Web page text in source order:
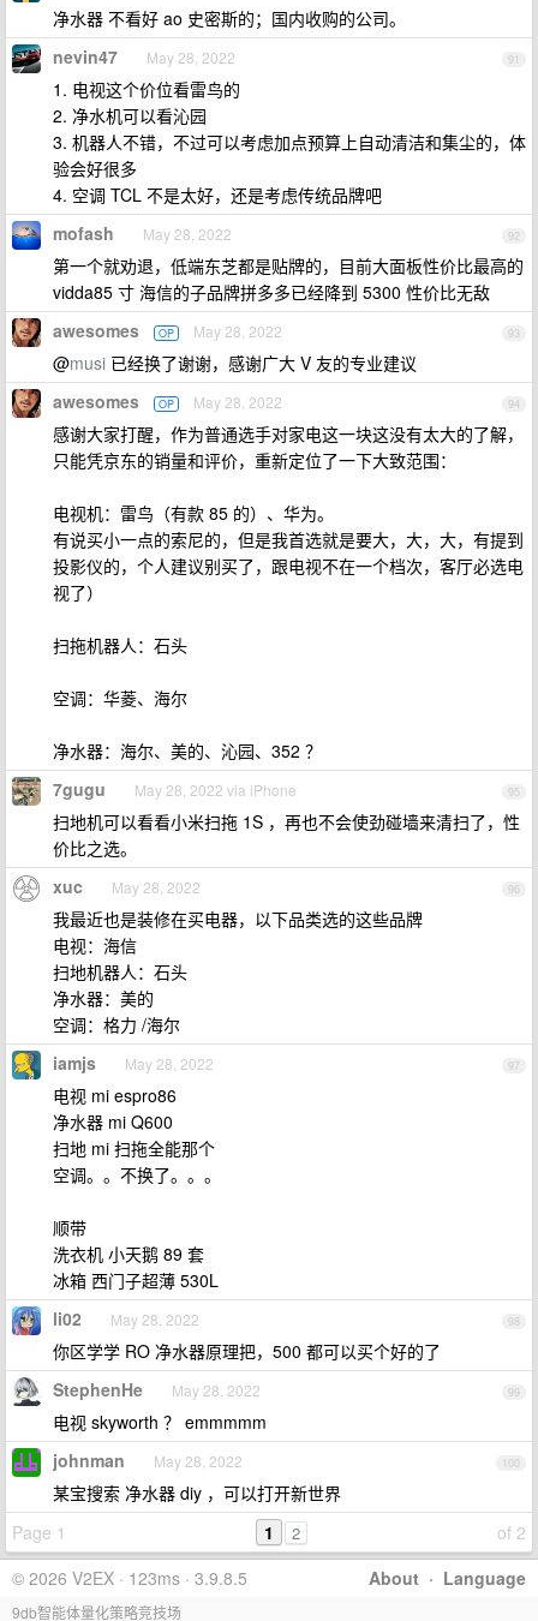
净水器 不看好 ao 史密斯的；国内收购的公司。
91
nevin47 May 28, 2022
1. 电视这个价位看雷鸟的
2. 净水机可以看沁园
3. 机器人不错，不过可以考虑加点预算上自动清洁和集尘的，体
验会好很多
4. 空调 TCL 不是太好，还是考虑传统品牌吧
92
mofash May 28, 2022
第一个就劝退，低端东芝都是贴牌的，目前大面板性价比最高的
vidda85 寸 海信的子品牌拼多多已经降到 5300 性价比无敌
93
awesomes OP May 28, 2022
@musi 已经换了谢谢，感谢广大 V 友的专业建议
94
awesomes OP May 28, 2022
感谢大家打醒，作为普通选手对家电这一块这没有太大的了解，
只能凭京东的销量和评价，重新定位了一下大致范围：
电视机：雷鸟（有款 85 的）、华为。
有说买小一点的索尼的，但是我首选就是要大，大，大，有提到
投影仪的，个人建议别买了，跟电视不在一个档次，客厅必选电
视了）
扫拖机器人：石头
空调：华菱、海尔
净水器：海尔、美的、沁园、352 ？
95
7gugu May 28, 2022 via iPhone
扫地机可以看看小米扫拖 1S ，再也不会使劲碰墙来清扫了，性
价比之选。
96
xuc May 28, 2022
我最近也是装修在买电器，以下品类选的这些品牌
电视：海信
扫地机器人：石头
净水器：美的
空调：格力 /海尔
97
iamjs May 28, 2022
电视 mi espro86
净水器 mi Q600
扫地 mi 扫拖全能那个
空调。。不换了。。。
顺带
洗衣机 小天鹅 89 套
冰箱 西门子超薄 530L
98
li02 May 28, 2022
你区学学 RO 净水器原理把，500 都可以买个好的了
99
StephenHe May 28, 2022
电视 skyworth ？ emmmmm
100
johnman May 28, 2022
某宝搜索 净水器 diy ，可以打开新世界
Page 1
of 2
1 2
About · Language
© 2026 V2EX · 123ms · 3.9.8.5
9db智能体量化策略竞技场